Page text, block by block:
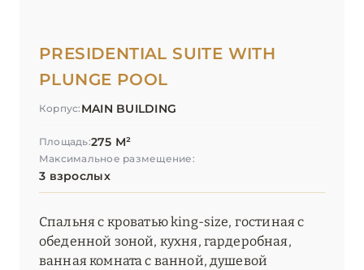
PRESIDENTIAL SUITE WITH
PLUNGE POOL
Корпус: MAIN BUILDING
Площадь:275 М²
Максимальное размещение:
3 взрослых
Спальня с кроватью king-size, гостиная с
обеденной зоной, кухня, гардеробная,
ванная комната с ванной, душевой